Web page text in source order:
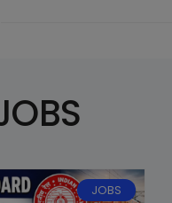
JOBS